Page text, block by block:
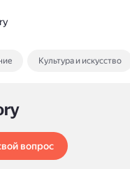
Культура и искусство
вопрос